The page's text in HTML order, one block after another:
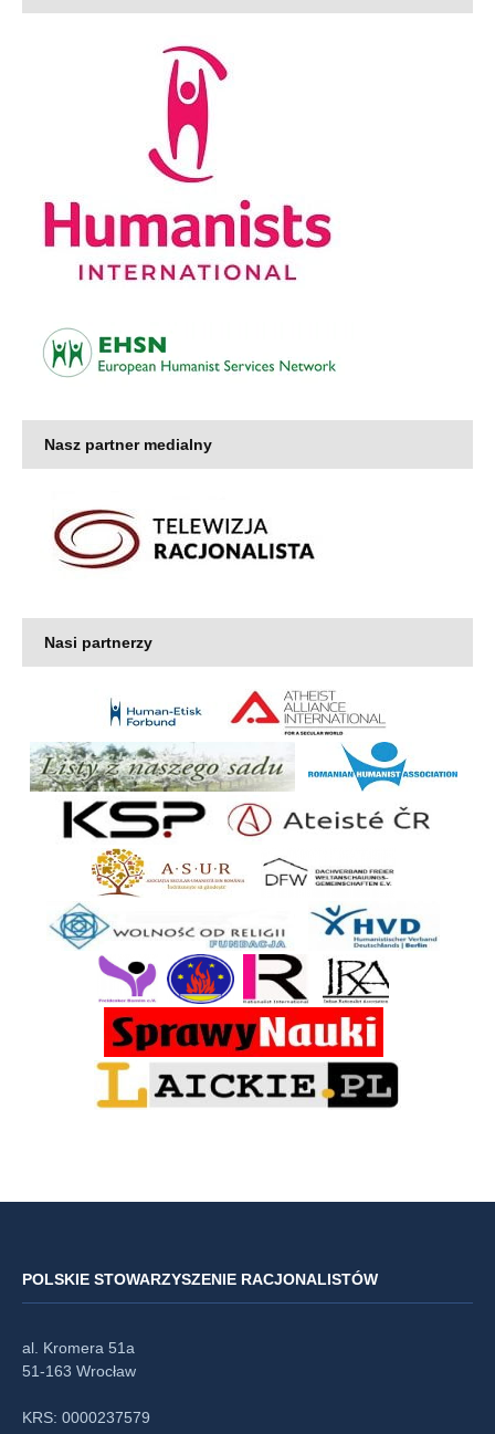
Nasz partner medialny
Nasi partnerzy
POLSKIE STOWARZYSZENIE RACJONALISTÓW
al. Kromera 51a
51-163 Wrocław
KRS: 0000237579